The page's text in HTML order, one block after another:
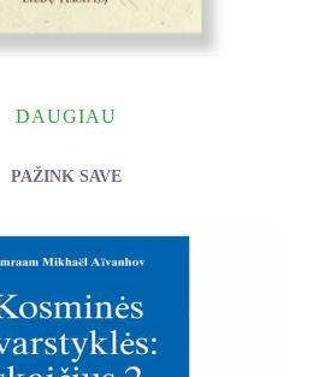
DAUGIAU
PAŽINK SAVE
Lenkauskienė Rūta